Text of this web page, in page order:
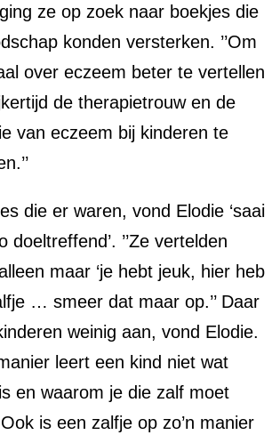
ze op zoek naar boekjes die
konden versterken. ’’Om
over eczeem beter te vertellen
de therapietrouw en de
van eczeem bij kinderen te
die er waren, vond Elodie ‘saai
doeltreffend’. ’’Ze vertelden
maar ‘je hebt jeuk, hier heb
… smeer dat maar op.’’ Daar
weinig aan, vond Elodie.
manier leert een kind niet wat
en waarom je die zalf moet
is een zalfje op zo’n manier